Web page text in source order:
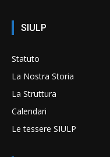
SIULP
Statuto
La Nostra Storia
La Struttura
Calendari
Le tessere SIULP